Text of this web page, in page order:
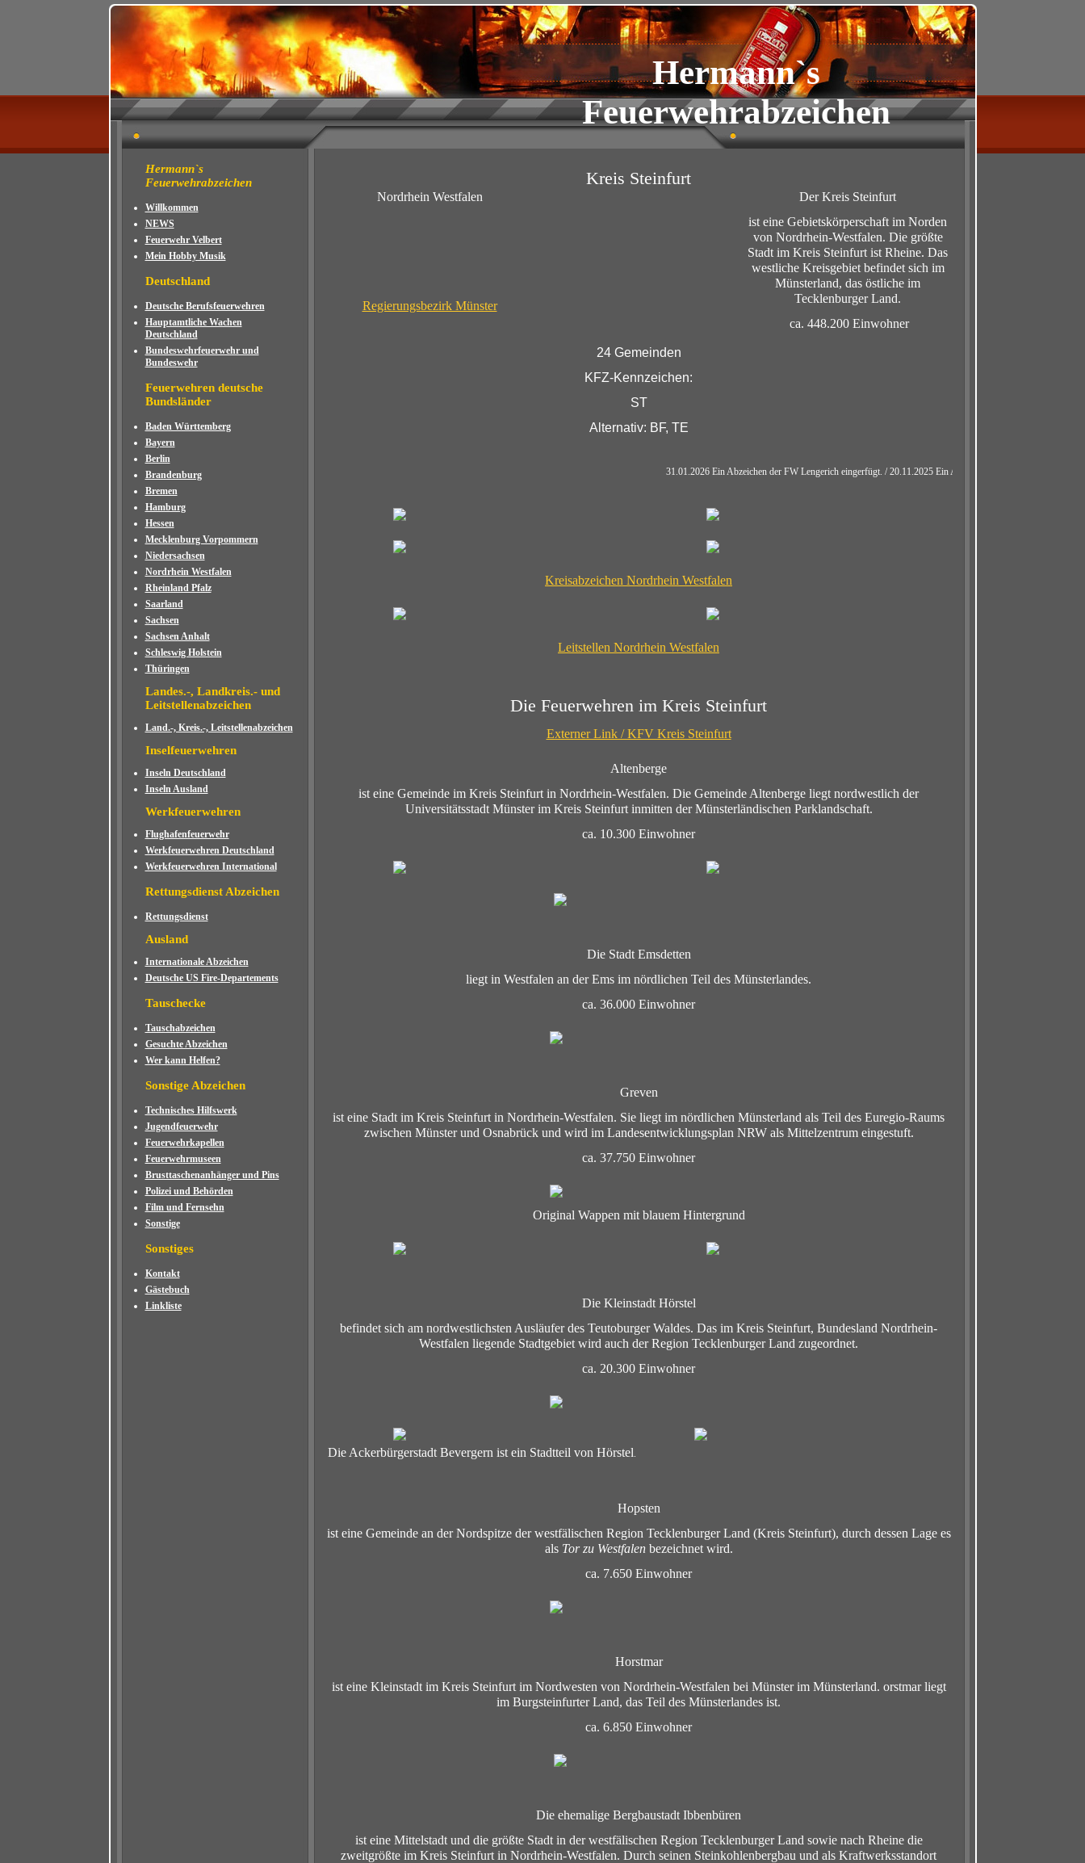
Hermann`s
Feuerwehrabzeichen
Hermann`s
Feuerwehrabzeichen
Willkommen
NEWS
Feuerwehr Velbert
Mein Hobby Musik
Deutschland
Deutsche Berufsfeuerwehren
Hauptamtliche Wachen
Deutschland
Bundeswehrfeuerwehr und
Bundeswehr
Feuerwehren deutsche
Bundsländer
Baden Württemberg
Bayern
Berlin
Brandenburg
Bremen
Hamburg
Hessen
Mecklenburg Vorpommern
Niedersachsen
Nordrhein Westfalen
Rheinland Pfalz
Saarland
Sachsen
Sachsen Anhalt
Schleswig Holstein
Thüringen
Landes.-, Landkreis.- und
Leitstellenabzeichen
Land.-, Kreis.-, Leitstellenabzeichen
Inselfeuerwehren
Inseln Deutschland
Inseln Ausland
Werkfeuerwehren
Flughafenfeuerwehr
Werkfeuerwehren Deutschland
Werkfeuerwehren International
Rettungsdienst Abzeichen
Rettungsdienst
Ausland
Internationale Abzeichen
Deutsche US Fire-Departements
Tauschecke
Tauschabzeichen
Gesuchte Abzeichen
Wer kann Helfen?
Sonstige Abzeichen
Technisches Hilfswerk
Jugendfeuerwehr
Feuerwehrkapellen
Feuerwehrmuseen
Brusttaschenanhänger und Pins
Polizei und Behörden
Film und Fernsehn
Sonstige
Sonstiges
Kontakt
Gästebuch
Linkliste
Nordrhein Westfalen
Regierungsbezirk Münster
Kreis Steinfurt
24 Gemeinden
KFZ-Kennzeichen:
ST
Alternativ: BF, TE
Der Kreis Steinfurt
ist eine Gebietskörperschaft im Norden
von Nordrhein-Westfalen. Die größte
Stadt im Kreis Steinfurt ist Rheine. Das
westliche Kreisgebiet befindet sich im
Münsterland, das östliche im
Tecklenburger Land.
ca. 448.200 Einwohner
31.01.2026 Ein Abzeichen der FW Lengerich eingerfügt. / 20.11.2025 Ein Abzeichen der FW Tecklenburg eingefügt.
Kreisabzeichen Nordrhein Westfalen
Leitstellen Nordrhein Westfalen
Die Feuerwehren im Kreis Steinfurt
Externer Link / KFV Kreis Steinfurt
Altenberge
ist eine Gemeinde im Kreis Steinfurt in Nordrhein-Westfalen. Die Gemeinde Altenberge liegt nordwestlich der
Universitätsstadt Münster im Kreis Steinfurt inmitten der Münsterländischen Parklandschaft.
ca. 10.300 Einwohner
Die Stadt Emsdetten
liegt in Westfalen an der Ems im nördlichen Teil des Münsterlandes.
ca. 36.000 Einwohner
Greven
ist eine Stadt im Kreis Steinfurt in Nordrhein-Westfalen. Sie liegt im nördlichen Münsterland als Teil des Euregio-Raums
zwischen Münster und Osnabrück und wird im Landesentwicklungsplan NRW als Mittelzentrum eingestuft.
ca. 37.750 Einwohner
Original Wappen mit blauem Hintergrund
Die Kleinstadt Hörstel
befindet sich am nordwestlichsten Ausläufer des Teutoburger Waldes. Das im Kreis Steinfurt, Bundesland Nordrhein-
Westfalen liegende Stadtgebiet wird auch der Region Tecklenburger Land zugeordnet.
ca. 20.300 Einwohner
Die Ackerbürgerstadt Bevergern ist ein Stadtteil von Hörstel.
Hopsten
ist eine Gemeinde an der Nordspitze der westfälischen Region Tecklenburger Land (Kreis Steinfurt), durch dessen Lage es
als Tor zu Westfalenbezeichnet wird.
ca. 7.650 Einwohner
Horstmar
ist eine Kleinstadt im Kreis Steinfurt im Nordwesten von Nordrhein-Westfalen bei Münster im Münsterland. orstmar liegt
im Burgsteinfurter Land, das Teil des Münsterlandes ist.
ca. 6.850 Einwohner
Die ehemalige Bergbaustadt Ibbenbüren
ist eine Mittelstadt und die größte Stadt in der westfälischen Region Tecklenburger Land sowie nach Rheine die
zweitgrößte im Kreis Steinfurt in Nordrhein-Westfalen. Durch seinen Steinkohlenbergbau und als Kraftwerksstandort